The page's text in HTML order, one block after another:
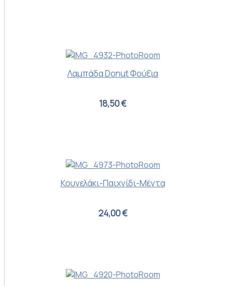
Λαμπάδα Donut Φούξια
18,50 €
Κουνελάκι-Παιχνίδι-Μέντα
24,00 €